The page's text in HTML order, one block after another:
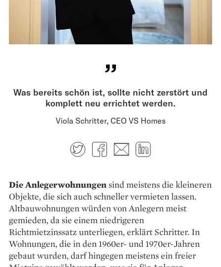
Was bereits schön ist, sollte nicht zerstört und
komplett neu errichtet werden.
Viola Schritter, CEO VS Homes
TwitterFacebook
E-mail
Die Anlegerwohnungensind meistens die kleineren
Objekte, die sich auch schneller vermieten lassen.
Altbauwohnungen würden von Anlegern meist
gemieden, da sie einem niedri­geren
Richtmietzinssatz unterliegen, erklärt Schritter. In
Wohnungen, die in den 1960er- und 1970er-Jahren
gebaut wurden, darf hingegen meistens ein freier